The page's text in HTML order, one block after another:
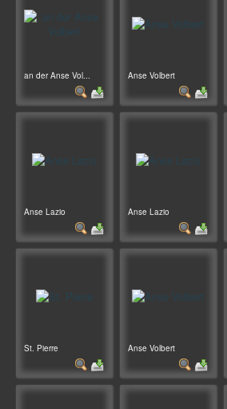
an der Anse Vol... Anse Volbert
Anse Lazio Anse Lazio
St. Pierre Anse Volbert